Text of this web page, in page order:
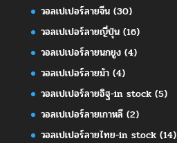
วอลเปเปอร์ลายจีน(30)
วอลเปเปอร์ลายญี่ปุ่น(16)
วอลเปเปอร์ลายนกยูง(4)
วอลเปเปอร์ลายม้า(4)
วอลเปเปอร์ลายอิฐ-in stock(5)
วอลเปเปอร์ลายเกาหลี(2)
วอลเปเปอร์ลายไทย-in stock(14)